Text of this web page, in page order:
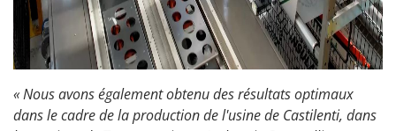
« Nous avons également obtenu des résultats optimaux
dans le cadre de la production de l'usine de Castilenti, dans